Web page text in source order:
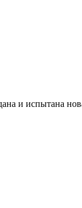
и испытана